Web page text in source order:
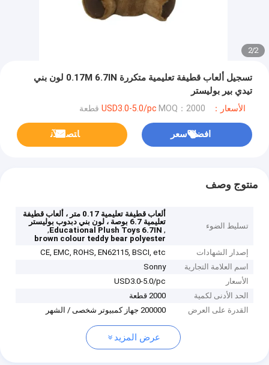
2
/
2
تسجيل ألعاب قطيفة تعليمية متكررة 0.17M 6.7IN لون بني
تيدي بير بوليستر
الأسعار：USD3.0-5.0/pc MOQ：2000 قطعة
افضل سعر ﺎﺘﺼﻟ ﺍﻶﻧ
منتوج وصف
تسليط الضوء
ألعاب قطيفة تعليمية 0.17 متر ، ألعاب قطيفة
تعليمية 6.7 بوصة ، لون بني دبدوب بوليستر
,
Educational Plush Toys 6.7IN
,
brown colour teddy bear polyester
إصدار الشهادات
CE, EMC, ROHS, EN62115, BSCI, etc
اسم العلامة التجارية
Sonny
الأسعار
USD3.0-5.0/pc
الحد الأدنى لكمية
2000 قطعة
القدرة على العرض
200000 جهاز كمبيوتر شخصى / الشهر
عرض المزيد